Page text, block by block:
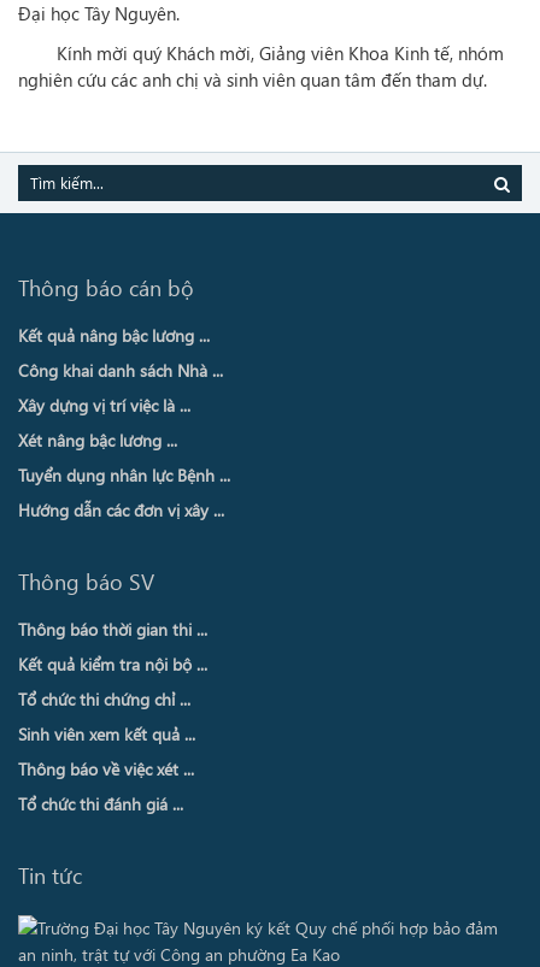
Đại học Tây Nguyên.
Kính mời quý Khách mời, Giảng viên Khoa Kinh tế, nhóm
nghiên cứu các anh chị và sinh viên quan tâm đến tham dự.
Thông báo cán bộ
Kết quả nâng bậc lương ...
Công khai danh sách Nhà ...
Xây dựng vị trí việc là ...
Xét nâng bậc lương ...
Tuyển dụng nhân lực Bệnh ...
Hướng dẫn các đơn vị xây ...
Thông báo SV
Thông báo thời gian thi ...
Kết quả kiểm tra nội bộ ...
Tổ chức thi chứng chỉ ...
Sinh viên xem kết quả ...
Thông báo về việc xét ...
Tổ chức thi đánh giá ...
Tin tức